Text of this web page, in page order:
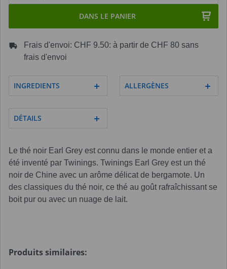
DANS LE PANIER
Frais d'envoi: CHF 9.50: à partir de CHF 80 sans
frais d'envoi
INGREDIENTS ALLERGÈNES
DÉTAILS
Le thé noir Earl Grey est connu dans le monde entier et a
été inventé par Twinings. Twinings Earl Grey est un thé
noir de Chine avec un arôme délicat de bergamote. Un
des classiques du thé noir, ce thé au goût rafraîchissant se
boit pur ou avec un nuage de lait.
Produits similaires: